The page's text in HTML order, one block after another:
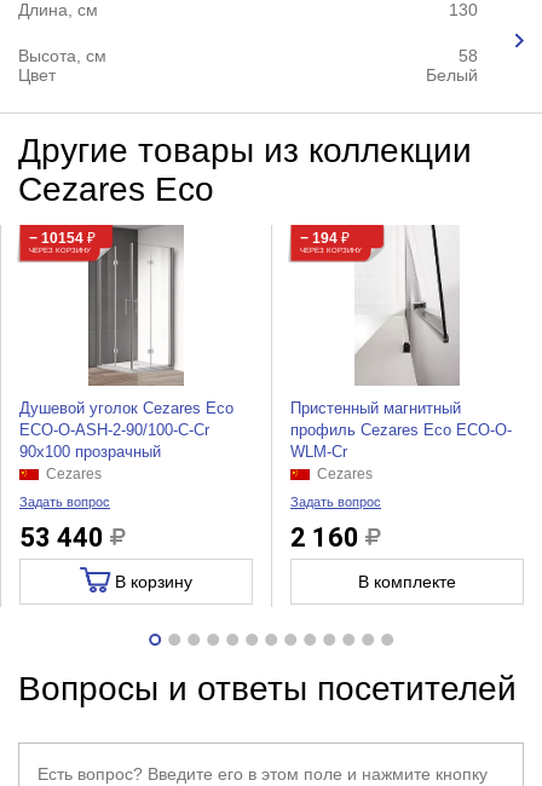
Длина, см 130
Высота, см
58
Цвет
Белый
Другие товары из коллекции
Cezares Eco
− 10154 ₽
ЧЕРЕЗ КОРЗИНУ
Душевой уголок Cezares Eco
ECO-O-ASH-2-90/100-C-Cr
90x100 прозрачный
Cezares
Задать вопрос
53 440
В корзину
− 194 ₽
ЧЕРЕЗ КОРЗИНУ
Пристенный магнитный
профиль Cezares Eco ECO-O-
WLM-Cr
Cezares
Задать вопрос
2 160
В комплекте
Вопросы и ответы посетителей